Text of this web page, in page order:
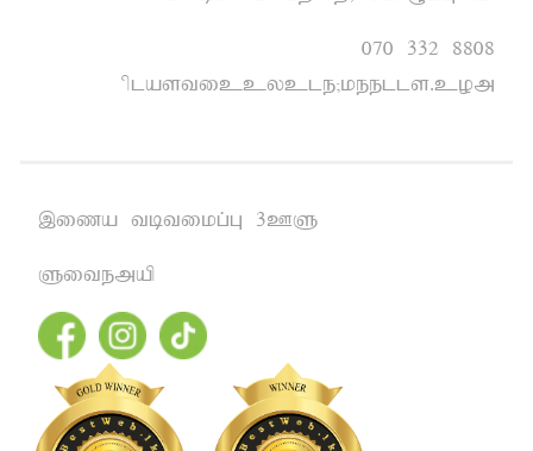
070 332 8808
plasticcycle@keells.com
,iza tbtikg;G 3CS
Sitemap